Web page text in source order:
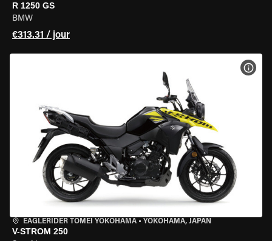
R 1250 GS
BMW
€313.31 / jour
EAGLERIDER TOMEI YOKOHAMA • YOKOHAMA, JAPAN
V-STROM 250